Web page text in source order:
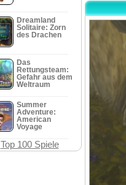
Dreamland
Solitaire: Zorn
des Drachen
Das
Rettungsteam:
Gefahr aus dem
Weltraum
Summer
Adventure:
American
Voyage
Top 100 Spiele